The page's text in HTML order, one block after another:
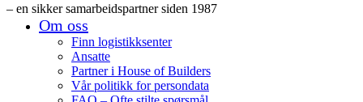
– en sikker samarbeidspartner siden 1987
Om oss
Finn logistikksenter
Ansatte
Partner i House of Builders
Vår politikk for persondata